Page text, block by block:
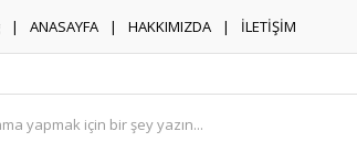
ANASAYFA HAKKIMIZDA İLETİŞİM